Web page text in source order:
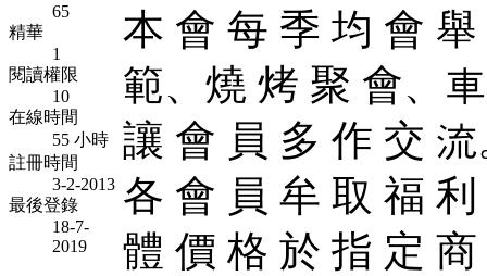
65
精華
1
閱讀權限
10
在線時間
55 小時
註冊時間
3-2-2013
最後登錄
18-7-
2019
本 會 每 季 均 會
範、燒 烤 聚 會、
讓 會 員 多 作 交
各 會 員 牟 取 福
體 價 格 於 指 定